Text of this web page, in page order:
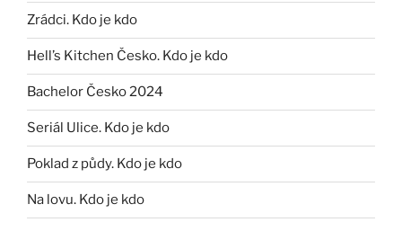
Zrádci. Kdo je kdo
Hell’s Kitchen Česko. Kdo je kdo
Bachelor Česko 2024
Seriál Ulice. Kdo je kdo
Poklad z půdy. Kdo je kdo
Na lovu. Kdo je kdo